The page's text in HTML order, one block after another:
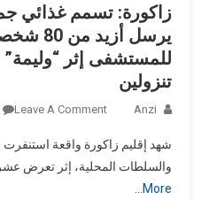
زاكورة: تسمم غذائي
يرسل أزيد من 80
للمستشفى إثر
تنزولين
Anzi
Leave A Comment
شهد إقليم زاكورة واقعة استنفرت
والسلطات المحلية، إثر تعرض
More…